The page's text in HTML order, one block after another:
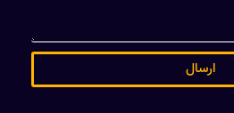
ارسال